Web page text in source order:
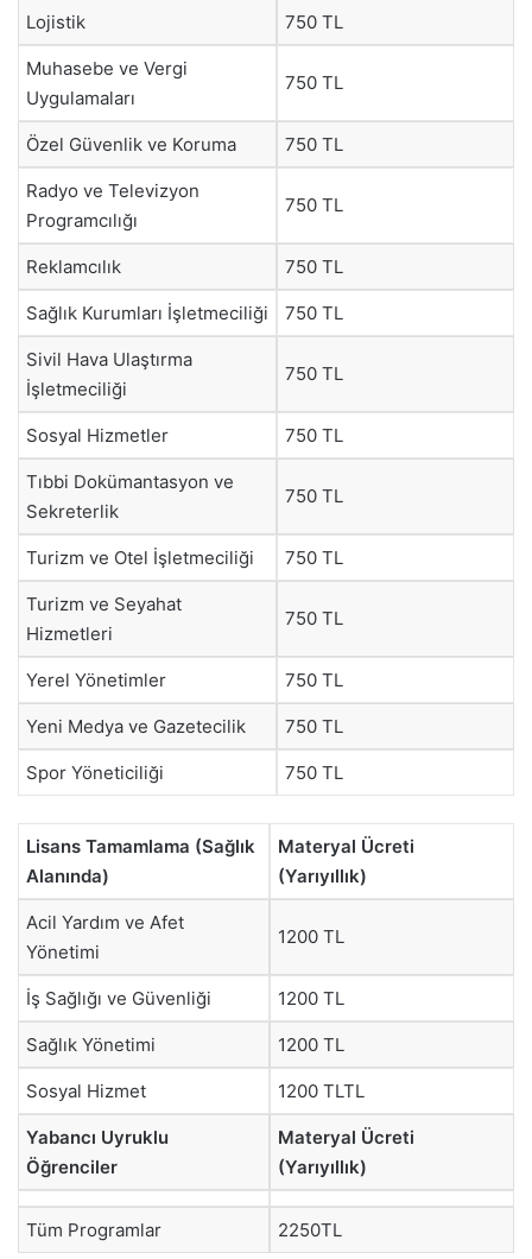
Lojistik 750 TL
Muhasebe ve Vergi
Uygulamaları
750 TL
Özel Güvenlik ve Koruma 750 TL
Radyo ve Televizyon
Programcılığı
750 TL
Reklamcılık 750 TL
Sağlık Kurumları İşletmeciliği 750 TL
Sivil Hava Ulaştırma
İşletmeciliği
750 TL
Sosyal Hizmetler 750 TL
Tıbbi Dokümantasyon ve
Sekreterlik
750 TL
Turizm ve Otel İşletmeciliği 750 TL
Turizm ve Seyahat
Hizmetleri
750 TL
Yerel Yönetimler 750 TL
Yeni Medya ve Gazetecilik 750 TL
Spor Yöneticiliği 750 TL
Lisans Tamamlama (Sağlık
Alanında)
Materyal Ücreti
(Yarıyıllık)
Acil Yardım ve Afet
Yönetimi
1200 TL
İş Sağlığı ve Güvenliği 1200 TL
Sağlık Yönetimi 1200 TL
Sosyal Hizmet 1200 TLTL
Yabancı Uyruklu
Öğrenciler
Materyal Ücreti
(Yarıyıllık)
Tüm Programlar 2250TL